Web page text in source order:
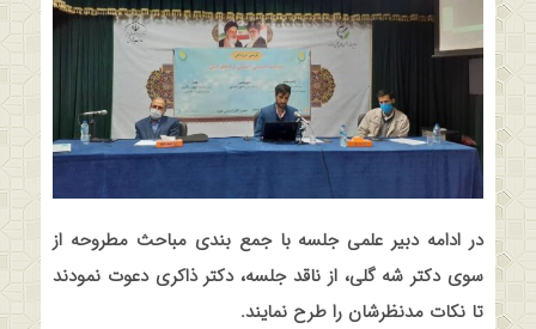
در ادامه دبیر علمی جلسه با جمع بندی مباحث مطروحه از
سوی دکتر شه گلی، از ناقد جلسه، دکتر ذاکری دعوت نمودند
تا نکات مدنظرشان را طرح نمایند.